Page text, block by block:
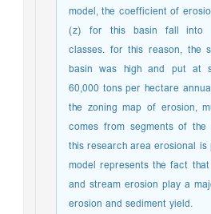
model, the coefficient of
(z) for this basin fall into
classes. for this reason, the
basin was high and put at
60,000 tons per hectare
the zoning map of erosion,
comes from segments of
this research area erosional
model represents the fact
and stream erosion play a
erosion and sediment yield.